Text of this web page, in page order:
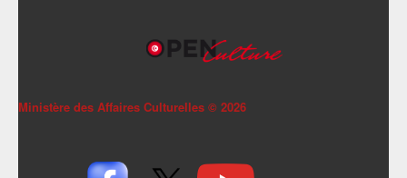
Ministère des Affaires Culturelles © 2026